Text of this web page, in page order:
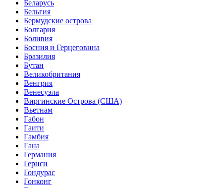
Беларусь
Бельгия
Бермудские острова
Болгария
Боливия
Босния и Герцеговина
Бразилия
Бутан
Великобритания
Венгрия
Венесуэла
Виргинские Острова (США)
Вьетнам
Габон
Гаити
Гамбия
Гана
Германия
Гернси
Гондурас
Гонконг